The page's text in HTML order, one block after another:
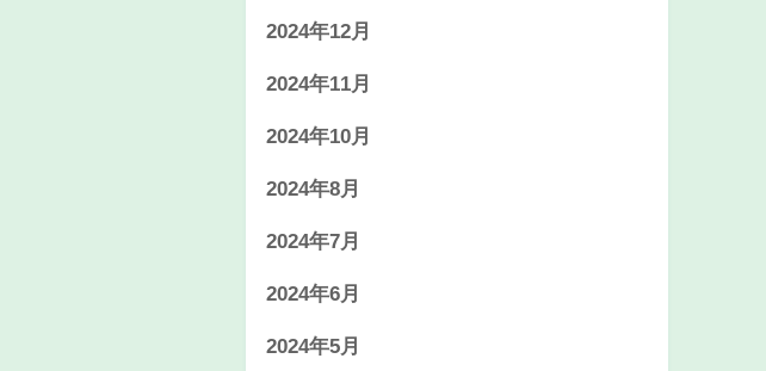
2024年12月
2024年11月
2024年10月
2024年8月
2024年7月
2024年6月
2024年5月